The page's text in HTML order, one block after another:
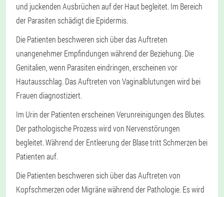
und juckenden Ausbrüchen auf der Haut begleitet. Im Bereich
der Parasiten schädigt die Epidermis.
Die Patienten beschweren sich über das Auftreten
unangenehmer Empfindungen während der Beziehung. Die
Genitalien, wenn Parasiten eindringen, erscheinen vor
Hautausschlag. Das Auftreten von Vaginalblutungen wird bei
Frauen diagnostiziert.
Im Urin der Patienten erscheinen Verunreinigungen des Blutes.
Der pathologische Prozess wird von Nervenstörungen
begleitet. Während der Entleerung der Blase tritt Schmerzen bei
Patienten auf.
Die Patienten beschweren sich über das Auftreten von
Kopfschmerzen oder Migräne während der Pathologie. Es wird